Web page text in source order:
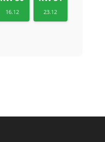
16.12 23.12